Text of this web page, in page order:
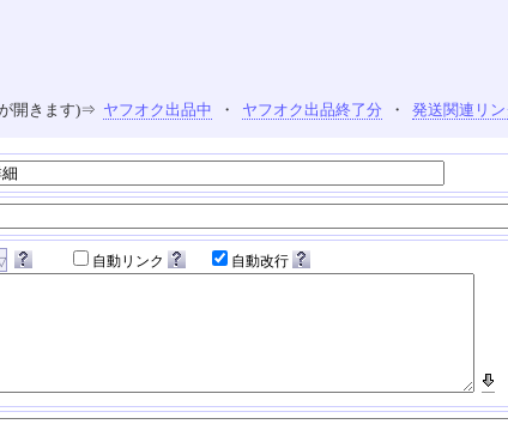
開きます)⇒ ヤフオク出品中 ・ ヤフオク出品終了分 ・ 発送関連リ
自動リンク 自動改行